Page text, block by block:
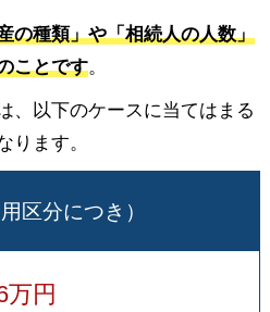
の種類」や「相続人の人数」
ことです。
、以下のケースに当てはまる
ります。
区分につき）
万円